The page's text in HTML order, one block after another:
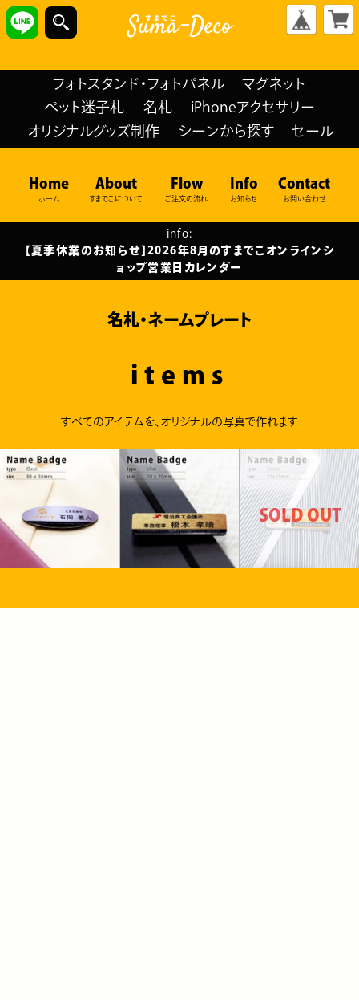
フォトスタンド・フォトパネル
マグネット
ペット迷子札
名札
iPhoneアクセサリー
オリジナルグッズ制作
シーンから探す セール
Home
ホーム
About
すまでこについて
Flow
ご注文の流れ
Info
お知らせ
Contact
お問い合わせ
info:
【夏季休業のお知らせ】2026年8月のすまでこオンラインシ
ョップ営業日カレンダー
名札・ネームプレート
items
すべてのアイテムを、オリジナルの写真で作れます
SOLD OUT